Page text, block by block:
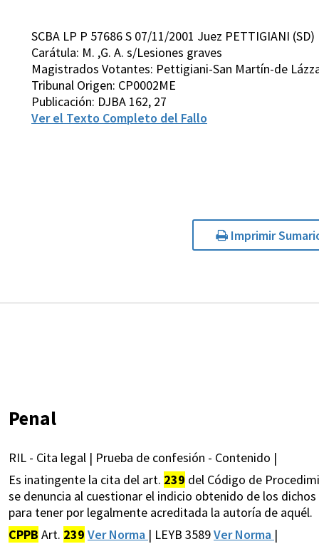
SCBA LP P 57686 S 07/11/2001 Juez PETTIGIANI (SD)
Carátula: M. ,G. A. s/Lesiones graves
Magistrados Votantes: Pettigiani-San Martín-de
Tribunal Origen: CP0002ME
Publicación: DJBA 162, 27
Ver el Texto Completo del Fallo
Imprimir
Penal
RIL - Cita legal | Prueba de confesión - Contenido |
Es inatingente la cita del art. 239 del Código de
se denuncia al cuestionar el indicio obtenido de los
para tener por legalmente acreditada la autoría de aquél.
CPPB Art. 239 Ver Norma | LEYB 3589Ver Norma |